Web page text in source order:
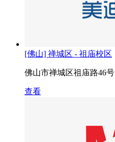
[佛山] 禅城区 - 祖庙校区
佛山市禅城区祖庙路46号
查看